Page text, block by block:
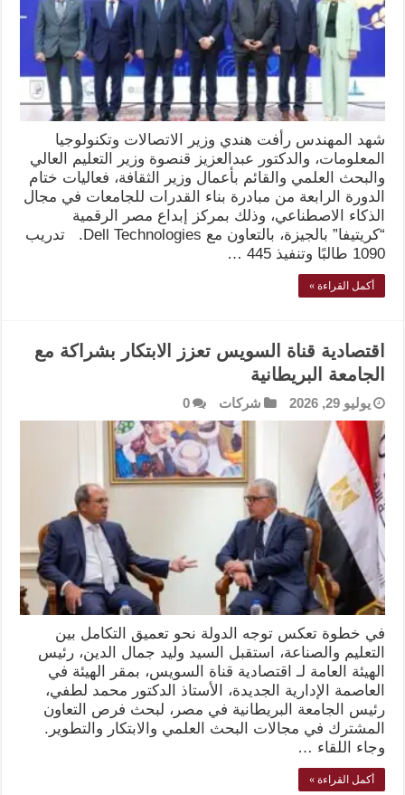
شهد المهندس رأفت هندي وزير الاتصالات وتكنولوجيا
المعلومات، والدكتور عبدالعزيز قنصوة وزير التعليم العالي
والبحث العلمي والقائم بأعمال وزير الثقافة، فعاليات ختام
الدورة الرابعة من مبادرة بناء القدرات للجامعات في مجال
الذكاء الاصطناعي، وذلك بمركز إبداع مصر الرقمية
“كريتيفا” بالجيزة، بالتعاون مع Dell Technologies. تدريب
1090 طالبًا وتنفيذ 445 …
أكمل القراءة »
اقتصادية قناة السويس تعزز الابتكار بشراكة مع
الجامعة البريطانية
يوليو 29, 2026 شركات 0
في خطوة تعكس توجه الدولة نحو تعميق التكامل بين
التعليم والصناعة، استقبل السيد وليد جمال الدين، رئيس
الهيئة العامة لـ اقتصادية قناة السويس، بمقر الهيئة في
العاصمة الإدارية الجديدة، الأستاذ الدكتور محمد لطفي،
رئيس الجامعة البريطانية في مصر، لبحث فرص التعاون
المشترك في مجالات البحث العلمي والابتكار والتطوير.
وجاء اللقاء …
أكمل القراءة »